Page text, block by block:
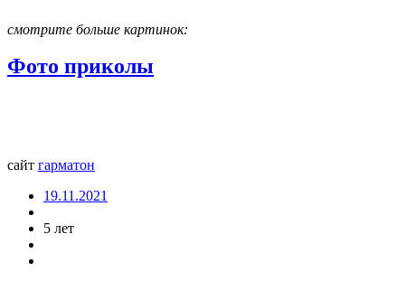
смотрите больше картинок:
Фото приколы
сайт гарматон
19.11.2021
5 лет